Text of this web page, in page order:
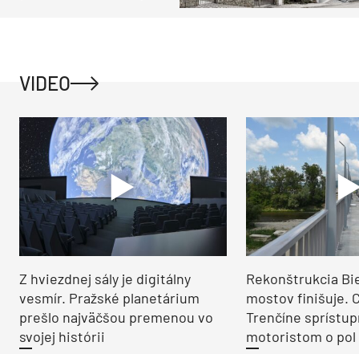
VIDEO
Z hviezdnej sály je digitálny
vesmír. Pražské planetárium
prešlo najväčšou premenou vo
svojej histórii
Rekonštrukcia
mostov finišuje.
Trenčíne
motoristom o pol